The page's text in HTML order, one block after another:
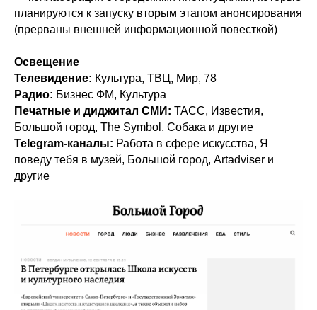
планируются к запуску вторым этапом анонсирования
(прерваны внешней информационной повесткой)
Освещение
Телевидение: Культура, ТВЦ, Мир, 78
Радио: Бизнес ФМ, Культура
Печатные и диджитал СМИ: ТАСС, Известия,
Большой город, The Symbol, Собака и другие
Telegram-каналы: Работа в сфере искусства, Я
поведу тебя в музей, Большой город, Artadviser и
другие